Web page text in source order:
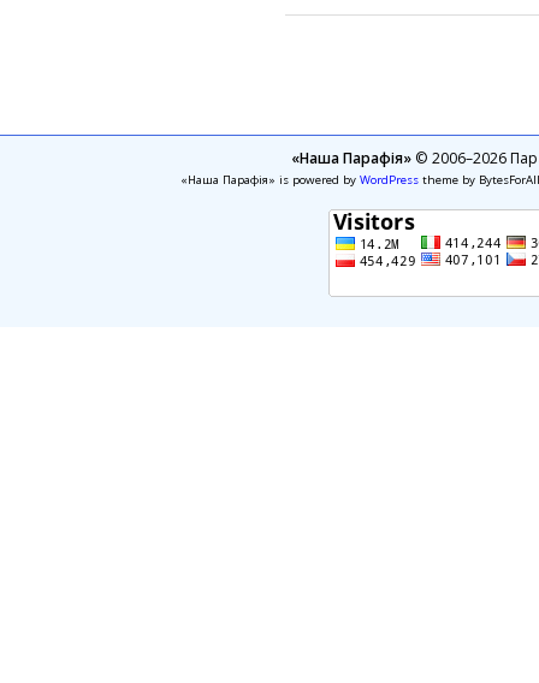
«Наша Парафія»© 2006–2026
«Наша Парафія» is powered by WordPresstheme by